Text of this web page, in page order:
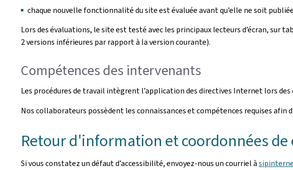
chaque nouvelle fonctionnalité du site est évaluée avant qu’elle ne soit
Lors des évaluations, le site est testé avec les principaux lecteurs d’écran,
2 versions inférieures par rapport à la version courante).
Compétences des intervenants
Les procédures de travail intègrent l’application des directives Internet lors
Nos collaborateurs possèdent les connaissances et compétences requises
Retour d'information et coordonnées de
Si vous constatez un défaut d’accessibilité, envoyez-nous un courriel à